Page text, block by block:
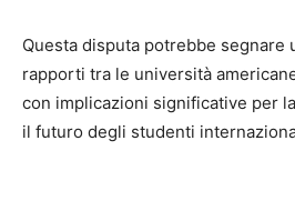
Questa disputa potrebbe segnare
rapporti tra le università
con implicazioni significative per
il futuro degli studenti